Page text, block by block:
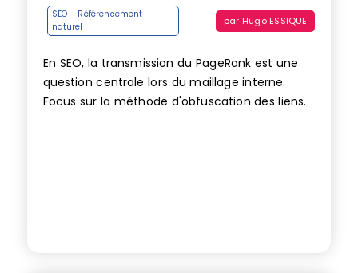
SEO - Référencement
naturel
par Hugo ESSIQUE
En SEO, la transmission du PageRank est une
question centrale lors du maillage interne.
Focus sur la méthode d'obfuscation des liens.